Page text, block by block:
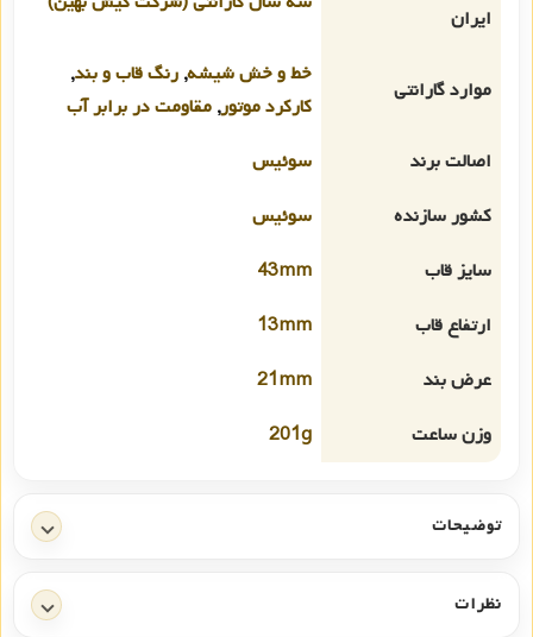
ایران
موارد گارانتی
خط و خش شیشه, رنگ قاب و بند,
کارکرد موتور, مقاومت در برابر آب
اصالت برند
سوئیس
کشور سازنده
سوئیس
سایز قاب
43mm
ارتفاع قاب
13mm
عرض بند
21mm
وزن ساعت
201g
توضیحات
نظرات